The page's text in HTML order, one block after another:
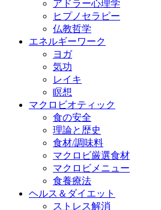
アドラー心理学
ヒプノセラピー
仏教哲学
エネルギーワーク
ヨガ
気功
レイキ
瞑想
マクロビオティック
食の安全
理論と歴史
食材/調味料
マクロビ厳選食材
マクロビメニュー
食養療法
ヘルス＆ダイエット
ストレス解消